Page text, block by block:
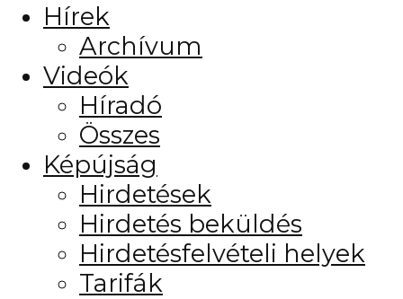
Hírek
Archívum
Videók
Híradó
Összes
Képújság
Hirdetések
Hirdetés beküldés
Hirdetésfelvételi helyek
Tarifák